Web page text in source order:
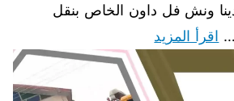
ونش فل داون الخاص بنقل
اقرأ المزيد